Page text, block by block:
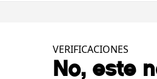
VERIFICACIONES
No, este